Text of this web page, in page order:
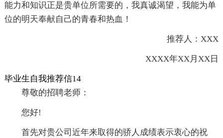
能力和知识正是贵单位所需要的，我真诚渴望，我能为单
位的明天奉献自己的青春和热血！
推荐人：XXX
XXXX年XX月XX日
毕业生自我推荐信14
尊敬的招聘老师：
您好!
首先对贵公司近年来取得的骄人成绩表示衷心的祝